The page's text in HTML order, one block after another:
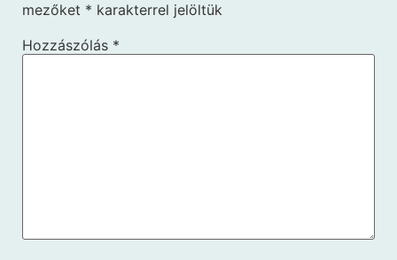
mezőket * karakterrel jelöltük
Hozzászólás *